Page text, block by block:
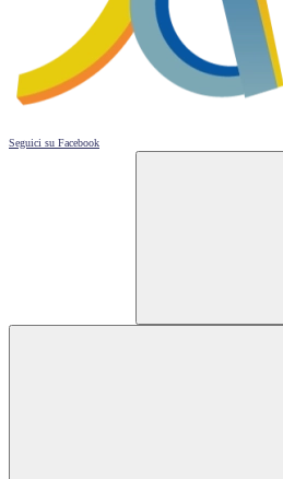
Seguici su Facebook